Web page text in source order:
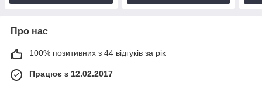
Про нас
100% позитивних з 44 відгуків за рік
Працює з 12.02.2017